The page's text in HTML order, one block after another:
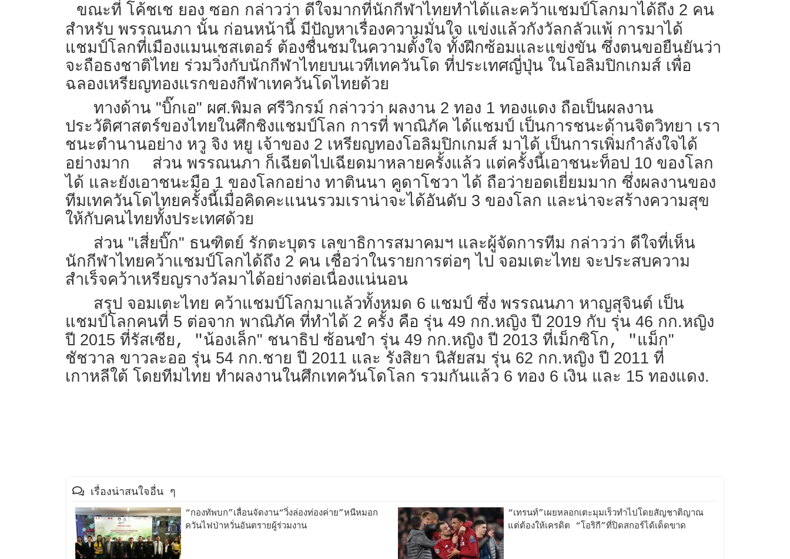
ขณะที่ โค้ชเช ยอง ซอก กล่าวว่า ดีใจมากที่นักกีฬาไทยทำได้และคว้าแชมป์โลกมาได้ถึง 2 คน
สำหรับ พรรณนภา นั้น ก่อนหน้านี้ มีปัญหาเรื่องความมั่นใจ แข่งแล้วกังวัลกลัวแพ้ การมาได้
แชมป์โลกที่เมืองแมนเชสเตอร์ ต้องชื่นชมในความตั้งใจ ทั้งฝึกซ้อมและแข่งขัน ซึ่งตนขอยืนยันว่า
จะถือธงชาติไทย ร่วมวิ่งกับนักกีฬาไทยบนเวทีเทควันโด ที่ประเทศญี่ปุ่น ในโอลิมปิกเกมส์ เพื่อ
ฉลองเหรียญทองแรกของกีฬาเทควันโดไทยด้วย
ทางด้าน "บิ๊กเอ" ผศ.พิมล ศรีวิกรม์ กล่าวว่า ผลงาน 2 ทอง 1 ทองแดง ถือเป็นผลงาน
ประวัติศาสตร์ของไทยในศึกชิงแชมป์โลก การที่ พาณิภัค ได้แชมป์ เป็นการชนะด้านจิตวิทยา เรา
ชนะตำนานอย่าง หวู จิง หยู เจ้าของ 2 เหรียญทองโอลิมปิกเกมส์ มาได้ เป็นการเพิ่มกำลังใจได้
อย่างมาก
ส่วน พรรณนภา ก็เฉียดไปเฉียดมาหลายครั้งแล้ว แต่ครั้งนี้เอาชนะท็อป 10 ของโลก
ได้ และยังเอาชนะมือ 1 ของโลกอย่าง ทาตินนา คูดาโชวา ได้ ถือว่ายอดเยี่ยมมาก ซึ่งผลงานของ
ทีมเทควันโดไทยครั้งนี้เมื่อคิดคะแนนรวมเราน่าจะได้อันดับ 3 ของโลก และน่าจะสร้างความสุข
ให้กับคนไทยทั้งประเทศด้วย
ส่วน "เสี่ยบิ๊ก" ธนฑิตย์ รักตะบุตร เลขาธิการสมาคมฯ และผู้จัดการทีม กล่าวว่า ดีใจที่เห็น
นักกีฬาไทยคว้าแชมป์โลกได้ถึง 2 คน เชื่อว่าในรายการต่อๆ ไป จอมเตะไทย จะประสบความ
สำเร็จคว้าเหรียญรางวัลมาได้อย่างต่อเนื่องแน่นอน
สรุป จอมเตะไทย คว้าแชมป์โลกมาแล้วทั้งหมด 6 แชมป์ ซึ่ง พรรณนภา หาญสุจินต์ เป็น
แชมป์โลกคนที่ 5 ต่อจาก พาณิภัค ที่ทำได้ 2 ครั้ง คือ รุ่น 49 กก.หญิง ปี 2019 กับ รุ่น 46 กก.หญิง
ปี 2015 ที่รัสเซีย, "น้องเล็ก" ชนาธิป ซ้อนขำ รุ่น 49 กก.หญิง ปี 2013 ที่เม็กซิโก, "แม็ก"
ชัชวาล ขาวละออ รุ่น 54 กก.ชาย ปี 2011 และ รังสิยา นิสัยสม รุ่น 62 กก.หญิง ปี 2011 ที่
เกาหลีใต้ โดยทีมไทย ทำผลงานในศึกเทควันโดโลก รวมกันแล้ว 6 ทอง 6 เงิน และ 15 ทองแดง.
เรื่องน่าสนใจอื่น ๆ
“กองทัพบก”เลื่อนจัดงาน“วิ่งล่องท่องค่าย”หนีหมอก
ควันไฟป่าหวั่นอันตรายผู้ร่วมงาน
“เทรนท์”เผยหลอกเตะมุมเร็วทำไปโดยสัญชาติญาณ
แต่ต้องให้เครดิต “โอริกี”ที่ปิดสกอร์ได้เด็ดขาด